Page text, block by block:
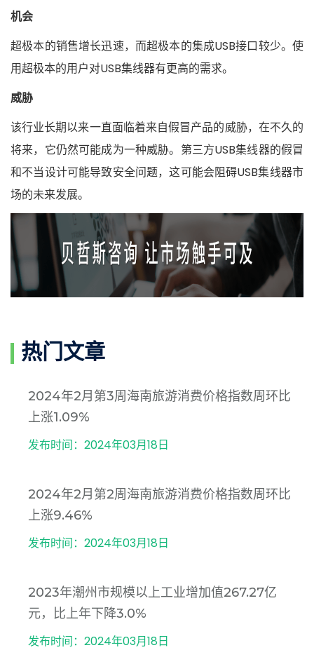
机会
超极本的销售增长迅速，而超极本的集成USB接口较少。使
用超极本的用户对USB集线器有更高的需求。
威胁
该行业长期以来一直面临着来自假冒产品的威胁，在不久的
将来，它仍然可能成为一种威胁。第三方USB集线器的假冒
和不当设计可能导致安全问题，这可能会阻碍USB集线器市
场的未来发展。
热门文章
2024年2月第3周海南旅游消费价格指数周环比
上涨1.09%
发布时间：2024年03月18日
2024年2月第2周海南旅游消费价格指数周环比
上涨9.46%
发布时间：2024年03月18日
2023年潮州市规模以上工业增加值267.27亿
元，比上年下降3.0%
发布时间：2024年03月18日